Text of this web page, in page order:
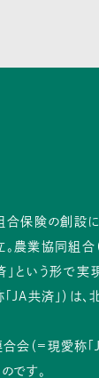
保険の創設に
農業協同組合（
という形で実
JA共済」）は、
会（=現愛称「
です。